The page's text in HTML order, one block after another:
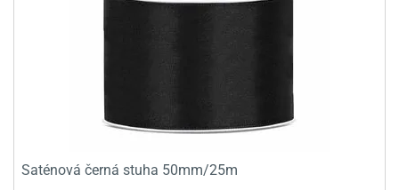
Saténová černá stuha 50mm/25m